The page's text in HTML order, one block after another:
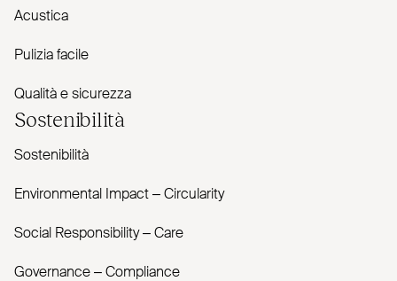
Acustica
Pulizia facile
Qualità e sicurezza
Sostenibilità
Sostenibilità
Envi­ronmental Impact – Cir­cularity
Social Responsibility – Care
Governance – Com­pliance